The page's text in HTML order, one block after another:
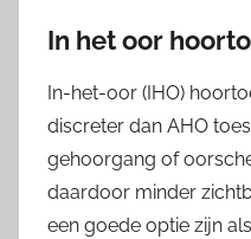
In het oor
In-het-oor (IHO)
discreter dan AHO
gehoorgang of
daardoor minder
een goede optie zijn